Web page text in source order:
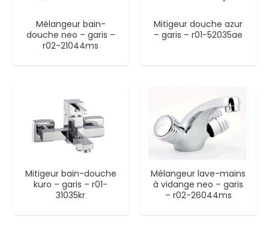
Mélangeur bain-
douche neo – garis –
r02-21044ms
Mitigeur douche azur
– garis – r01-52035ae
Mitigeur bain-douche
kuro – garis – r01-
31035kr
Mélangeur lave-mains
à vidange neo – garis
– r02-26044ms